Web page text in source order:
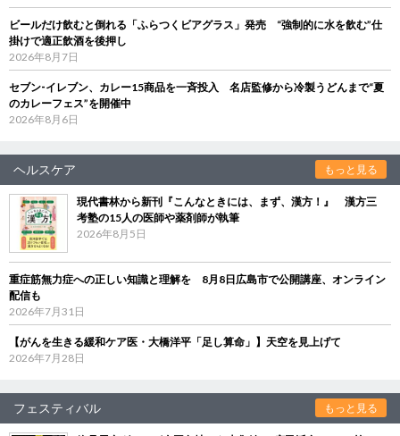
ビールだけ飲むと倒れる「ふらつくビアグラス」発売 “強制的に水を飲む”仕
掛けで適正飲酒を後押し
2026年8月7日
セブン‐イレブン、カレー15商品を一斉投入 名店監修から冷製うどんまで“夏
のカレーフェス”を開催中
2026年8月6日
ヘルスケア もっと見る
現代書林から新刊『こんなときには、まず、漢方！』 漢方三
考塾の15人の医師や薬剤師が執筆
2026年8月5日
重症筋無力症への正しい知識と理解を 8月8日広島市で公開講座、オンライン
配信も
2026年7月31日
【がんを生きる緩和ケア医・大橋洋平「足し算命」】天空を見上げて
2026年7月28日
フェスティバル もっと見る